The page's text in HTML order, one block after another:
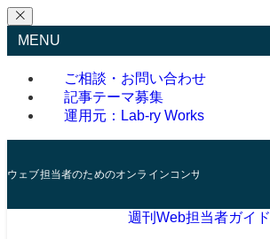
MENU
ご相談・お問い合わせ
記事テーマ募集
運用元：Lab-ry Works
ウェブ担当者のためのオンラインコンサルタント
週刊Web担当者ガイド